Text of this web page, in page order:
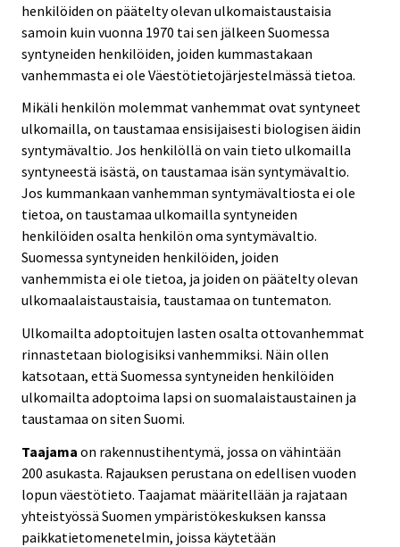
henkilöiden on päätelty olevan ulkomaistaustaisia
samoin kuin vuonna 1970 tai sen jälkeen Suomessa
syntyneiden henkilöiden, joiden kummastakaan
vanhemmasta ei ole Väestötietojärjestelmässä tietoa.
Mikäli henkilön molemmat vanhemmat ovat syntyneet
ulkomailla, on taustamaa ensisijaisesti biologisen äidin
syntymävaltio. Jos henkilöllä on vain tieto ulkomailla
syntyneestä isästä, on taustamaa isän syntymävaltio.
Jos kummankaan vanhemman syntymävaltiosta ei ole
tietoa, on taustamaa ulkomailla syntyneiden
henkilöiden osalta henkilön oma syntymävaltio.
Suomessa syntyneiden henkilöiden, joiden
vanhemmista ei ole tietoa, ja joiden on päätelty olevan
ulkomaalaistaustaisia, taustamaa on tuntematon.
Ulkomailta adoptoitujen lasten osalta ottovanhemmat
rinnastetaan biologisiksi vanhemmiksi. Näin ollen
katsotaan, että Suomessa syntyneiden henkilöiden
ulkomailta adoptoima lapsi on suomalaistaustainen ja
taustamaa on siten Suomi.
Taajama on rakennustihentymä, jossa on vähintään
200 asukasta. Rajauksen perustana on edellisen vuoden
lopun väestötieto. Taajamat määritellään ja rajataan
yhteistyössä Suomen ympäristökeskuksen kanssa
paikkatietomenetelmin, joissa käytetään